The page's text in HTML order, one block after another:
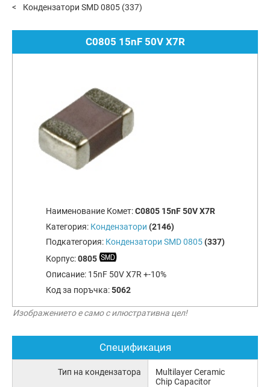
Кондензатори SMD 0805 (337)
C0805 15nF 50V X7R
Наименование Комет:C0805 15nF 50V X7R
Категория: Кондензатори (2146)
Подкатегория: Кондензатори SMD 0805 (337)
Корпус:0805
Описание: 15nF 50V X7R +-10%
Код за поръчка:5062
Изображението е само с илюстративна цел!
Спецификация
Тип на кондензатора
Multilayer Ceramic
Chip Capacitor